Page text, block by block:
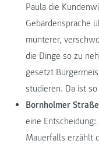
Paula die
Gebärdensprache
munterer,
die Dinge so zu
gesetzt
studieren. Da ist
Bornholmer
eine Entscheidung:
Mauerfalls erzählt